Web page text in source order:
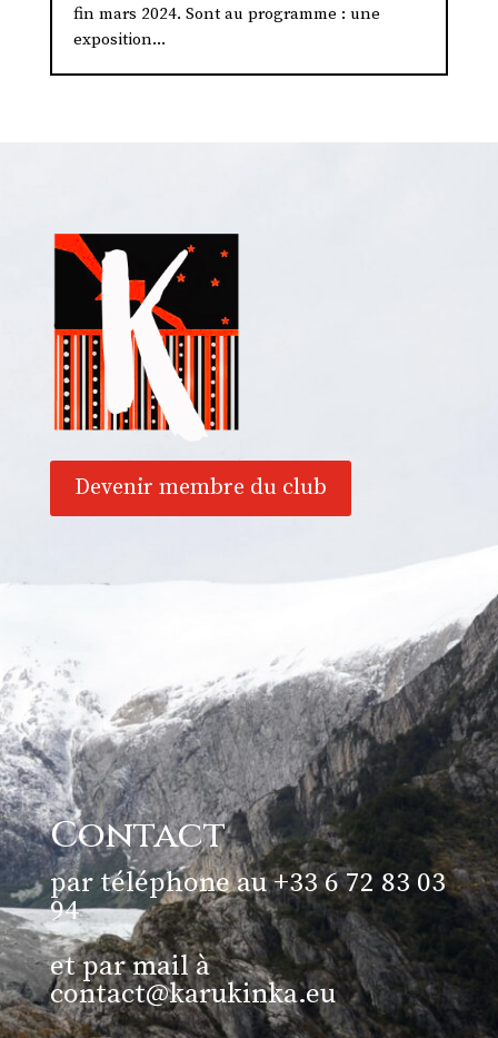
fin mars 2024. Sont au programme : une
exposition...
Devenir membre du club
Contact
par téléphone au +33 6 72 83 03
94
et par mail à
contact@karukinka.eu